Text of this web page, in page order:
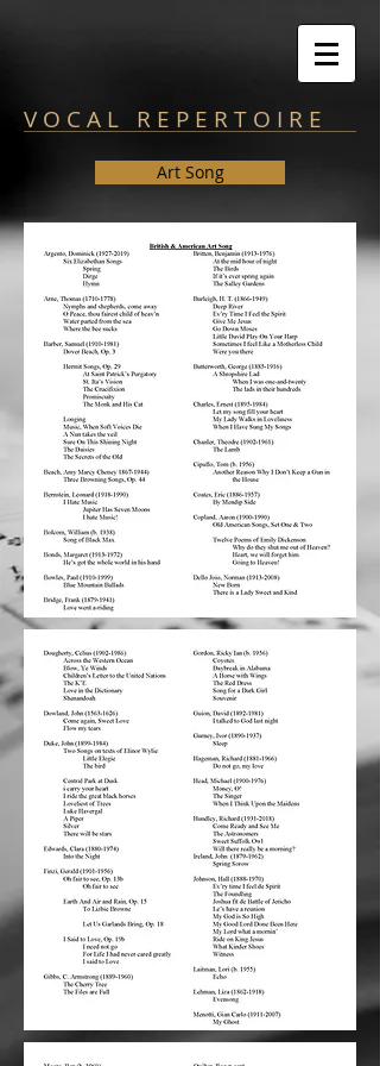
V O C A L R E P E R T O I R E
Art Song